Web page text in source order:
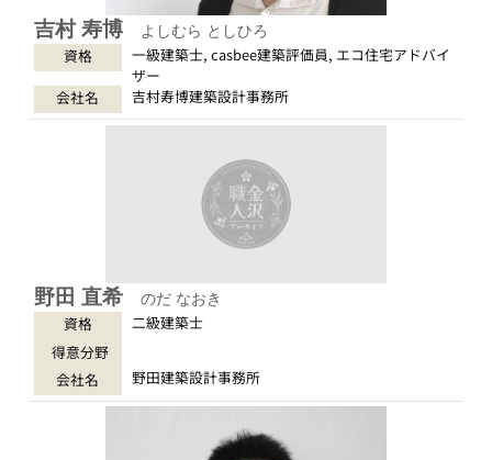
吉村 寿博 よしむら としひろ
資格
一級建築士, casbee建築評価員, エコ住宅アドバイ
ザー
会社名
吉村寿博建築設計事務所
野田 直希 のだ なおき
資格
二級建築士
得意分野
会社名
野田建築設計事務所